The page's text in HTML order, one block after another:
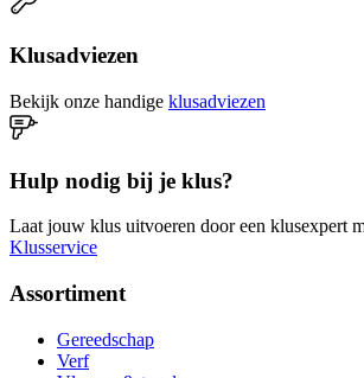
Klusadviezen
Bekijk onze handige klusadviezen
Hulp nodig bij je klus?
Laat jouw klus uitvoeren door een klusexpert
Klusservice
Assortiment
Gereedschap
Verf